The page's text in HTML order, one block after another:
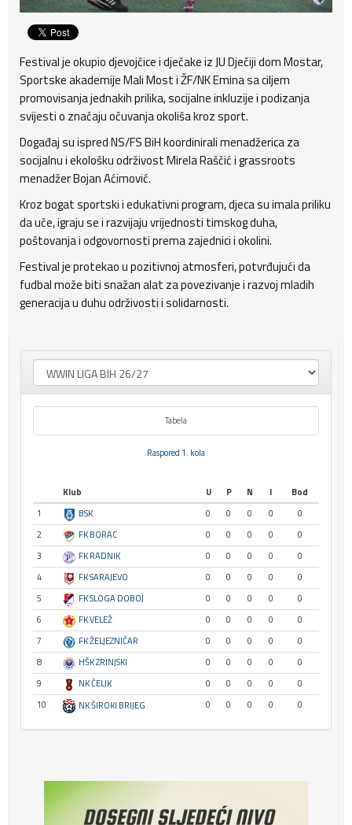
Festival je okupio djevojčice i dječake iz JU Dječiji dom Mostar,
Sportske akademije Mali Most i ŽF/NK Emina sa ciljem
promovisanja jednakih prilika, socijalne inkluzije i podizanja
svijesti o značaju očuvanja okoliša kroz sport.
Događaj su ispred NS/FS BiH koordinirali menadžerica za
socijalnu i ekološku održivost Mirela Raščić i grassroots
menadžer Bojan Aćimović.
Kroz bogat sportski i edukativni program, djeca su imala priliku
da uče, igraju se i razvijaju vrijednosti timskog duha,
poštovanja i odgovornosti prema zajednici i okolini.
Festival je protekao u pozitivnoj atmosferi, potvrđujući da
fudbal može biti snažan alat za povezivanje i razvoj mladih
generacija u duhu održivosti i solidarnosti.
Tabela
Raspored 1. kola
Klub U P N I
Bod
1
BSK 0 0 0 0
0
2
FK BORAC 0 0 0 0
0
3
FK RADNIK 0 0 0 0
0
4
FK SARAJEVO 0 0 0 0
0
5
FK SLOGA DOBOJ 0 0 0 0
0
6
FK VELEŽ 0 0 0 0
0
7
FK ŽELJEZNIČAR 0 0 0 0
0
8
HŠK ZRINJSKI 0 0 0 0
0
9
NK ČELIK 0 0 0 0
0
10
NK ŠIROKI BRIJEG 0 0 0 0 0